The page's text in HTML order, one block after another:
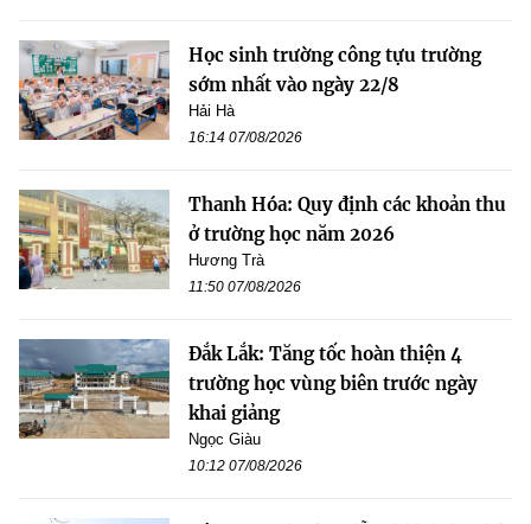
Học sinh trường công tựu trường
sớm nhất vào ngày 22/8
Hải Hà
16:14 07/08/2026
Thanh Hóa: Quy định các khoản thu
ở trường học năm 2026
Hương Trà
11:50 07/08/2026
Đắk Lắk: Tăng tốc hoàn thiện 4
trường học vùng biên trước ngày
khai giảng
Ngọc Giàu
10:12 07/08/2026